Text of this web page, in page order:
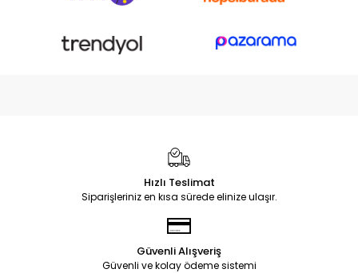
Hızlı Teslimat
Siparişleriniz en kısa sürede elinize ulaşır.
Güvenli Alışveriş
Güvenli ve kolay ödeme sistemi